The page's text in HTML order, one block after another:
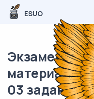
ESUO
материал
03 задание /